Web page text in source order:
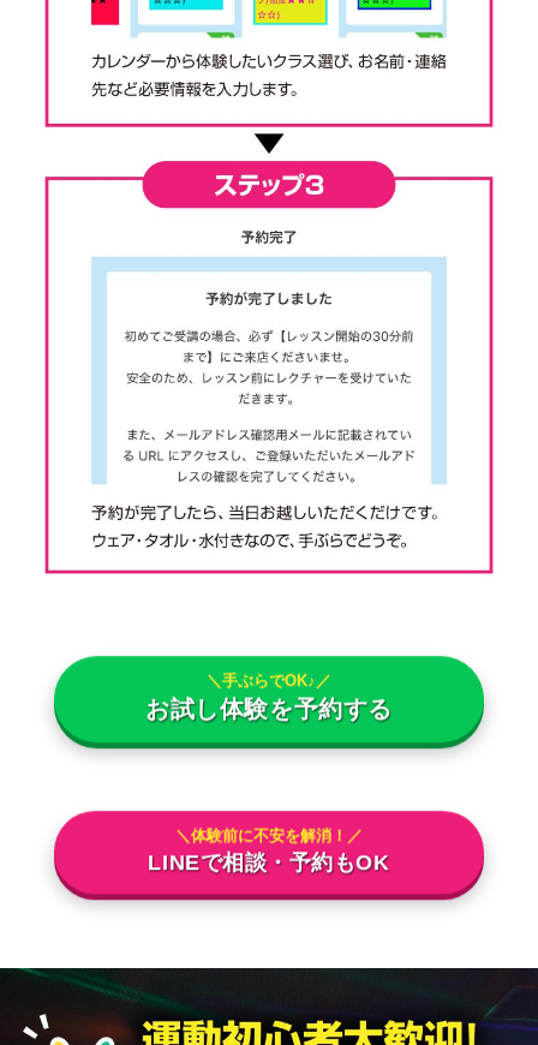
＼手ぶらでOK♪／
お試し体験を予約する
＼体験前に不安を解消！／
LINEで相談・予約もOK